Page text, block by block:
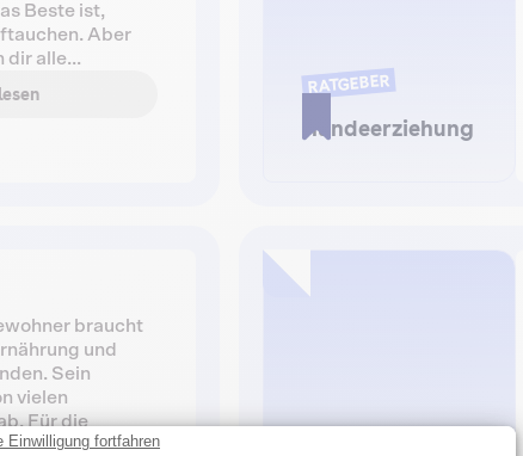
Beste ist,
Aber
dir alle
RATGEBER
Hundeerziehung
braucht
und
Sein
vielen
Für die
eines Hundes
Einwilligung fortfahren